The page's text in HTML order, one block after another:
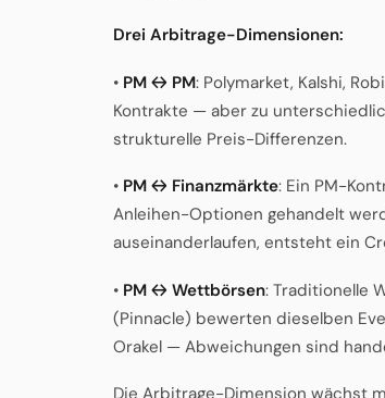
Drei Arbitrage-Dimensionen:
• PM ↔ PM: Polymarket, Kalshi,
Kontrakte — aber zu
strukturelle Preis-Differenzen.
• PM ↔ Finanzmärkte: Ein PM-
Anleihen-Optionen gehandelt
auseinanderlaufen, entsteht ein
• PM ↔ Wettbörsen: Traditionelle
(Pinnacle) bewerten dieselben
Orakel — Abweichungen sind